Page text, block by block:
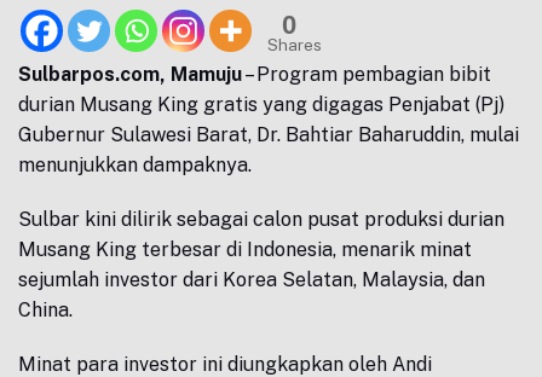
0
Shares
Sulbarpos.com, Mamuju– Program pembagian bibit
durian Musang King gratis yang digagas Penjabat (Pj)
Gubernur Sulawesi Barat, Dr. Bahtiar Baharuddin, mulai
menunjukkan dampaknya.
Sulbar kini dilirik sebagai calon pusat produksi durian
Musang King terbesar di Indonesia, menarik minat
sejumlah investor dari Korea Selatan, Malaysia, dan
China.
Minat para investor ini diungkapkan oleh Andi